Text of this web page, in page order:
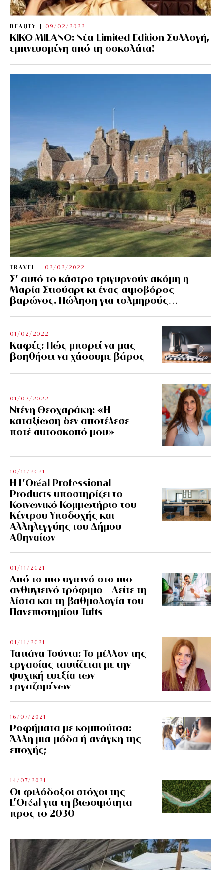
BEAUTY 09/02/2022
KIKO MILANO: Νέα Limited Edition Συλλογή,
εμπνευσμένη από τη σοκολάτα!
TRAVEL 02/02/2022
Σ’ αυτό το κάστρο τριγυρνούν ακόμη η
Μαρία Στιούαρτ κι ένας αιμοβόρος
βαρώνος. Πώληση για τολμηρούς…
01/02/2022
Kαφές: Πώς μπορεί να μας
βοηθήσει να χάσουμε βάρος
01/02/2022
Ντένη Θεοχαράκη: «Η
καταξίωση δεν αποτέλεσε
ποτέ αυτοσκοπό μου»
10/11/2021
Η L’Οréal Professional
Products υποστηρίζει το
Κοινωνικό Κομμωτήριο του
Κέντρου Υποδοχής και
Αλληλεγγύης του Δήμου
Αθηναίων
01/11/2021
Από το πιο υγιεινό στο πιο
ανθυγιεινό τρόφιμο – Δείτε τη
λίστα και τη βαθμολογία του
Πανεπιστημίου Tufts
01/11/2021
Τατιάνα Τούντα: Το μέλλον της
εργασίας ταυτίζεται με την
ψυχική ευεξία των
εργαζομένων
16/07/2021
Ροφήματα με κομπούτσα:
Άλλη μια μόδα ή ανάγκη της
εποχής;
14/07/2021
Οι φιλόδοξοι στόχοι της
L’Oréal για τη βιωσιμότητα
προς το 2030